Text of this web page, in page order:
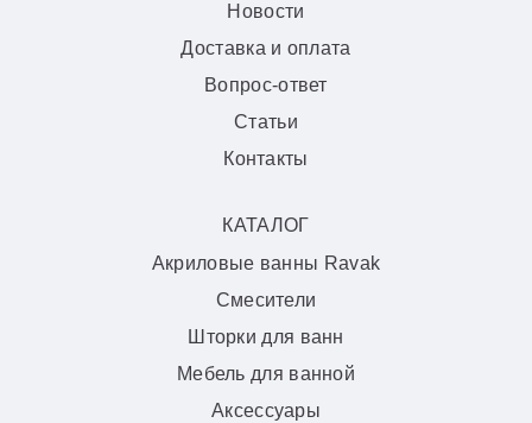
Новости
Доставка и оплата
Вопрос-ответ
Статьи
Контакты
КАТАЛОГ
Акриловые ванны Ravak
Смесители
Шторки для ванн
Мебель для ванной
Аксессуары